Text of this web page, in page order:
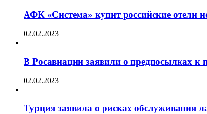
АФК «Система» купит российские отели
02.02.2023
В Росавиации заявили о предпосылках к
02.02.2023
Турция заявила о рисках обслуживания